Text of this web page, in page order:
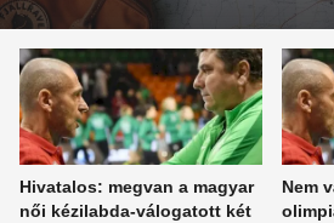
Hivatalos: megvan a magyar
női kézilabda-válogatott két
Nem